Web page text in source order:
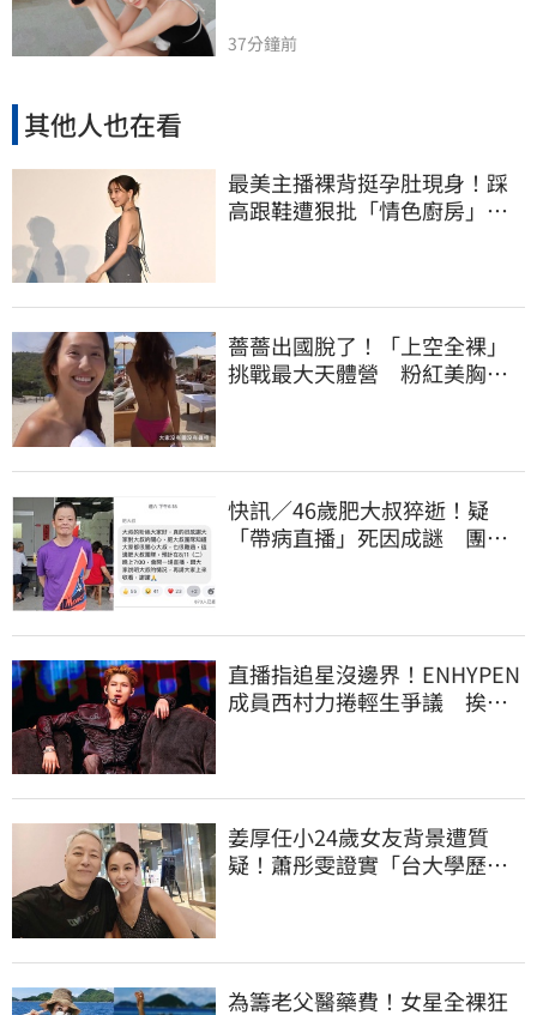
37分鐘前
其他人也在看
最美主播裸背挺孕肚現身！踩
高跟鞋遭狠批「情色廚房」：
薔薔出國脫了！「上空全裸」
挑戰最大天體營 粉紅美胸被
快訊／46歲肥大叔猝逝！疑
「帶病直播」死因成謎 團隊
直播指追星沒邊界！ENHYPEN
成員西村力捲輕生爭議 挨
姜厚任小24歲女友背景遭質
疑！蕭彤雯證實「台大學歷是
為籌老父醫藥費！女星全裸狂